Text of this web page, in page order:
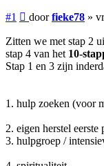
#1 Bericht
doorfieke78 »
Zitten we met stap 2
stap 4 van het 10-
Stap 1 en 3 zijn
1. hulp zoeken (voor
2. eigen herstel
3. hulpgroep /